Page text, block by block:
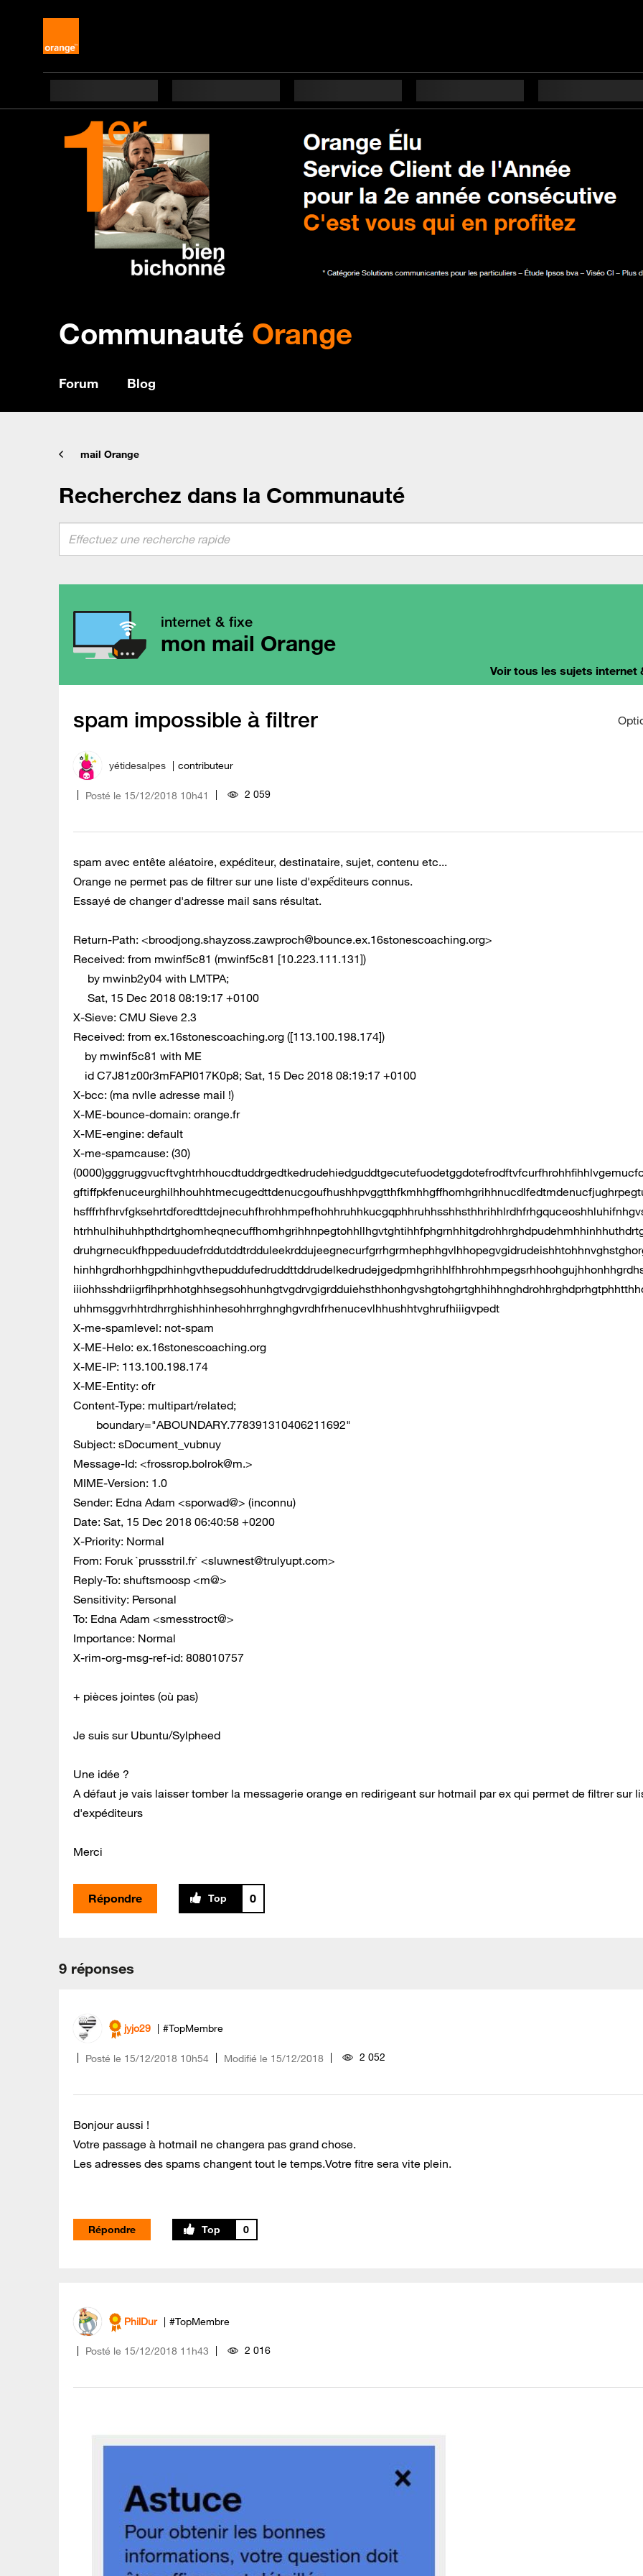
Communauté Orange
Forum Blog
mail Orange
Recherchez dans la Communauté
internet & fixe
mon mail Orange
Voir tous les sujets internet
spam impossible à filtrer
yétidesalpes contributeur
Posté le ‎15/12/2018 10h41 2 059
spam avec entête aléatoire, expéditeur, destinataire, sujet, contenu etc...
Orange ne permet pas de filtrer sur une liste d'expếditeurs connus.
Essayé de changer d'adresse mail sans résultat.
Return-Path: <broodjong.shayzoss.zawproch@bounce.ex.16stonescoaching.org>
Received: from mwinf5c81 (mwinf5c81 [10.223.111.131])
by mwinb2y04 with LMTPA;
Sat, 15 Dec 2018 08:19:17 +0100
X-Sieve: CMU Sieve 2.3
Received: from ex.16stonescoaching.org ([113.100.198.174])
by mwinf5c81 with ME
id C7J81z00r3mFAPl017K0p8; Sat, 15 Dec 2018 08:19:17 +0100
X-bcc: (ma nvlle adresse mail !)
X-ME-bounce-domain: orange.fr
X-ME-engine: default
X-me-spamcause: (30)
uhhmsggvrhhtrdhrrghishhinhesohhrrghnghgvrdhfrhenucevlhhushhtvghrufhiiigvpedt
X-me-spamlevel: not-spam
X-ME-Helo: ex.16stonescoaching.org
X-ME-IP: 113.100.198.174
X-ME-Entity: ofr
Content-Type: multipart/related;
boundary="ABOUNDARY.778391310406211692"
Subject: sDocument_vubnuy
Message-Id: <frossrop.bolrok@m.>
MIME-Version: 1.0
Sender: Edna Adam <sporwad@> (inconnu)
Date: Sat, 15 Dec 2018 06:40:58 +0200
X-Priority: Normal
From: Foruk `prussstril.fr` <sluwnest@trulyupt.com>
Reply-To: shuftsmoosp <m@>
Sensitivity: Personal
To: Edna Adam <smesstroct@>
Importance: Normal
X-rim-org-msg-ref-id: 808010757
+ pièces jointes (où pas)
Je suis sur Ubuntu/Sylpheed
Une idée ?
A défaut je vais laisser tomber la messagerie orange en redirigeant sur hotmail par ex qui permet de filtrer sur
d'expéditeurs
Merci
Répondre 0
9 réponses
jyjo29 #TopMembre
Posté le ‎15/12/2018 10h54 Modifié le 15/12/2018 2 052
Bonjour aussi !
Votre passage à hotmail ne changera pas grand chose.
Les adresses des spams changent tout le temps.Votre fitre sera vite plein.
Répondre 0
PhilDur #TopMembre
Posté le ‎15/12/2018 11h43 2 016